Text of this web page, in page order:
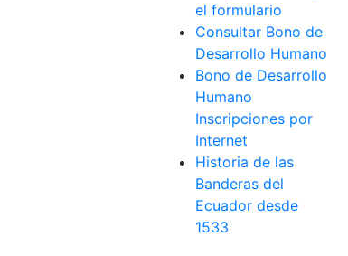
el formulario
Consultar Bono de
Desarrollo Humano
Bono de Desarrollo
Humano
Inscripciones por
Internet
Historia de las
Banderas del
Ecuador desde
1533